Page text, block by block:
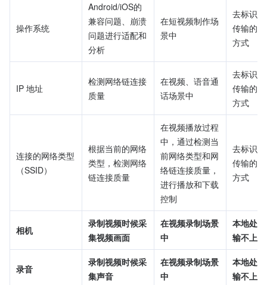
操作系统
Android/iOS的
兼容问题、崩溃
问题进行适配和
分析
在短视频制作场
景中
去标识
传输的
方式
IP 地址
检测网络链连接
质量
在视频、语音通
话场景中
去标识
传输的
方式
连接的网络类型
（SSID）
根据当前的网络
类型，检测网络
链连接质量
在视频播放过程
中，通过检测当
前网络类型和网
络链连接质量，
进行播放和下载
控制
去标识
传输的
方式
相机
录制视频时候采
集视频画面
在视频录制场景
中
本地处
输不上报
录音
录制视频时候采
集声音
在视频录制场景
中
本地处
输不上报